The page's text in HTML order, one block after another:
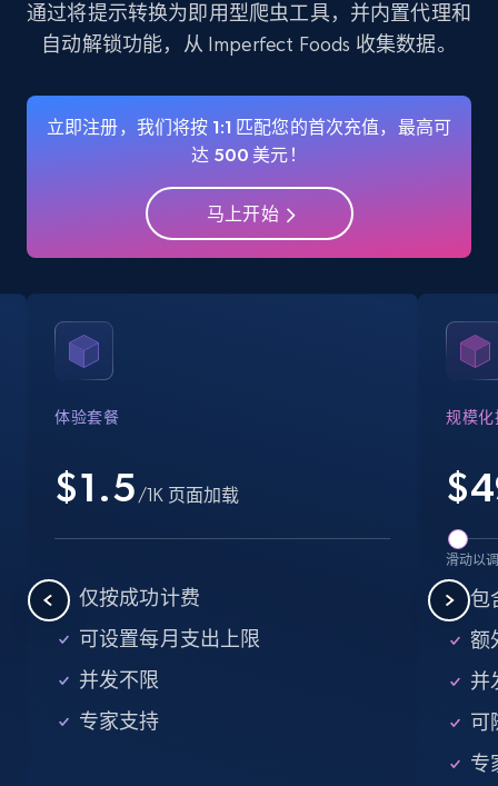
Instagram - Profiles - Collect profile
business account, Is professional account, Is
verified, and more.
3.4K+ 注册使用
Crunchbase companies information
Name, URL, ID, Cb rank, Region, About,
Searching data by keyword
Name, URL, ID, Cb rank, Region, About,
Industries, Operating status, and more.
通过将提示转换为即用型爬虫工具，并内置代理和
自动解锁功能，从 Imperfect Foods 收集数据。
立即注册，我们将按 1:1 匹配您的首次充值，最高可
达 500 美元！
马上开始
体验套餐
$1.5 /1K 页面加载
仅按成功计费
可设置每月支出上限
并发不限
专家支持
规模化
$
滑动以
包
额
并
可
专